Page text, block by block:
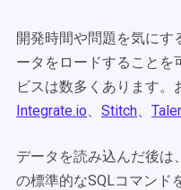
開発時間や問題を気に
ータをロードすることを
ビスは数多くあります。
Integrate.io、 Stitch、
データを読み込んだ後は
の標準的なSQLコマンド